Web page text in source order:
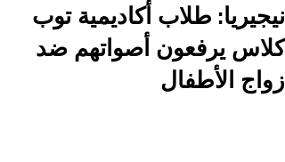
نيجيريا: طلاب أكاديمية توب
كلاس يرفعون أصواتهم ضد
زواج الأطفال